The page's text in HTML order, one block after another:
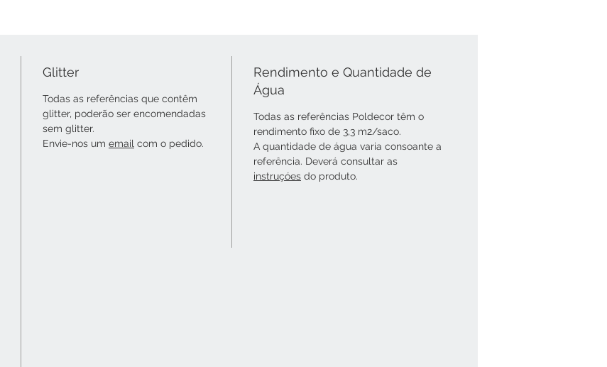
Glitter
Todas as referências que contêm
glitter, poderão ser encomendadas
sem glitter.
Envie-nos um email com o pedido.
Rendimento e Quantidade de
Água
Todas as referências Poldecor têm o
rendimento fixo de 3,3 m2/saco.
A quantidade de água varia consoante a
referência. Deverá consultar as
instruçóes do produto.